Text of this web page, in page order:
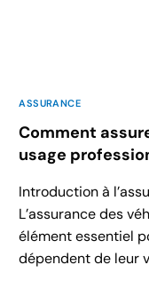
ASSURANCE
Comment
usage
Introduction à
L’assurance des
élément essentiel
dépendent de leur